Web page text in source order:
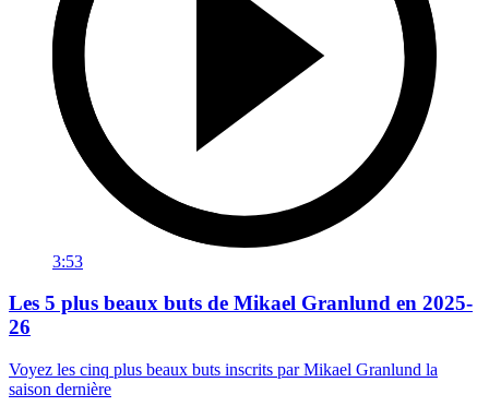
3:53
Les 5 plus beaux buts de Mikael Granlund en 2025-
26
Voyez les cinq plus beaux buts inscrits par Mikael Granlund la
saison dernière